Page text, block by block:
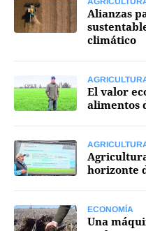
Alianzas
climático
El valor
alimentos
horizonte
ECONOMÍA
Una